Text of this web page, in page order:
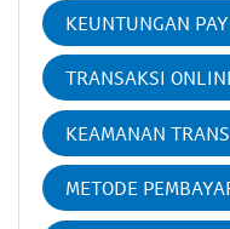
KEUNTUNGAN
TRANSAKSI
KEAMANAN
METODE